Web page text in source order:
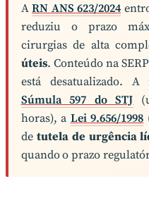
ARN ANS 623/2024
reduziu o prazo
cirurgias de alta
úteis. Conteúdo na
está desatualizado.
Súmula 597 do STJ
horas), a Lei 9.656/1998
detutela de urgência
quando o prazo